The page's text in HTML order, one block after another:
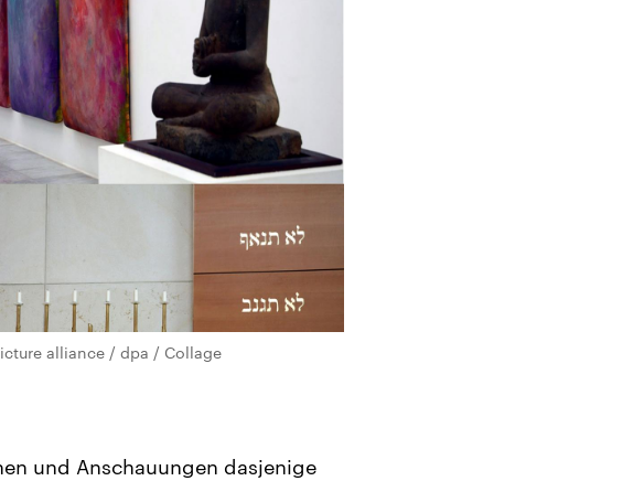
alliance / dpa / Collage
und Anschauungen dasjenige